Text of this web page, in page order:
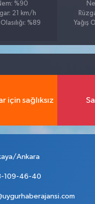
%90
21 km/h
Olasılığı: %89
Yağış
için sağlıksız
Ankara
109-46-40